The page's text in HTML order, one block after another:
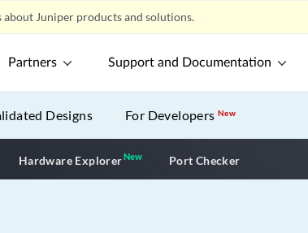
Juniper products and solutions.
Partners Support and Documentation
Designs For DevelopersNew
Hardware ExplorerNewNew application
Port Checker